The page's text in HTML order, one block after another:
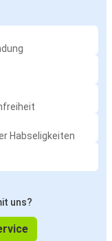
Habseligkeiten
uns?